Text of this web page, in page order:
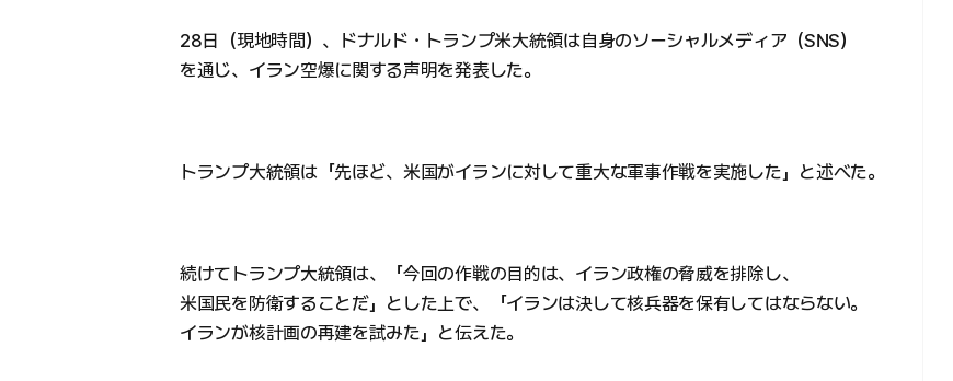
28日（現地時間）、ドナルド・トランプ米大統領は自身のソーシャルメディア（SNS）
を通じ、イラン空爆に関する声明を発表した。
トランプ大統領は「先ほど、米国がイランに対して重大な軍事作戦を実施した」と述べた。
続けてトランプ大統領は、「今回の作戦の目的は、イラン政権の脅威を排除し、
米国民を防衛することだ」とした上で、「イランは決して核兵器を保有してはならない。
イランが核計画の再建を試みた」と伝えた。